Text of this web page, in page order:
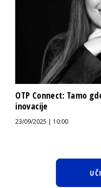
OTP Connect: Tamo
inovacije
23/09/2025 | 10:00